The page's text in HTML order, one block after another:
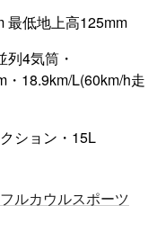
最低地上高125mm
4気筒・
・18.9km/L(60km/h走
ション・15L
フルカウルスポーツ